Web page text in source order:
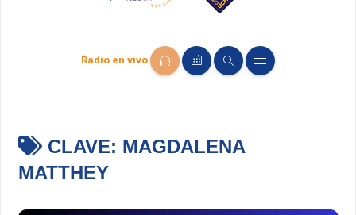
Radio en vivo
CLAVE: MAGDALENA
MATTHEY